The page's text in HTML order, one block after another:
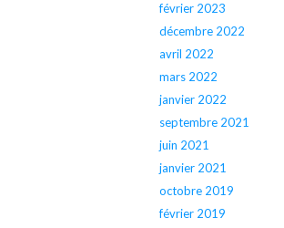
février 2023
décembre 2022
avril 2022
mars 2022
janvier 2022
septembre 2021
juin 2021
janvier 2021
octobre 2019
février 2019